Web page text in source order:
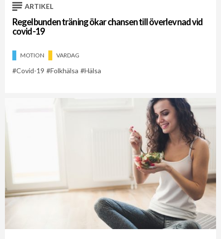
ARTIKEL
Regelbunden träning ökar chansen till överlevnad vid
covid-19
MOTION VARDAG
Covid-19 Folkhälsa Hälsa